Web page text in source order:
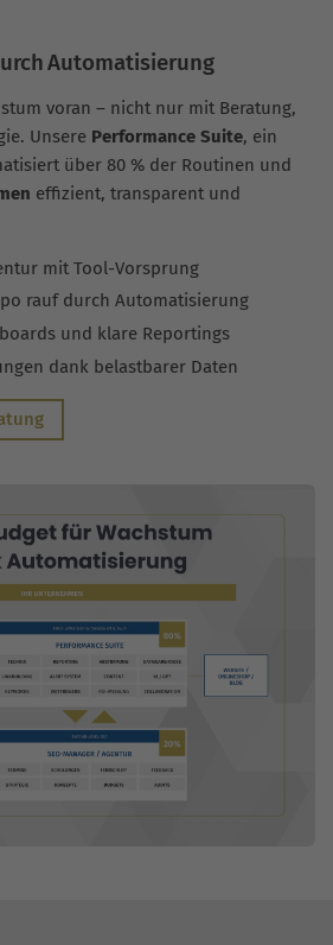
Automatisierung
voran – nicht nur mit Beratung,
Unsere Performance Suite, ein
über 80 % der Routinen und
effizient, transparent und
mit Tool-Vorsprung
rauf durch Automatisierung
und klare Reportings
dank belastbarer Daten